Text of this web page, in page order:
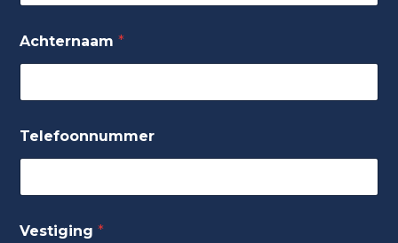
Achternaam *
Telefoonnummer
Vestiging *